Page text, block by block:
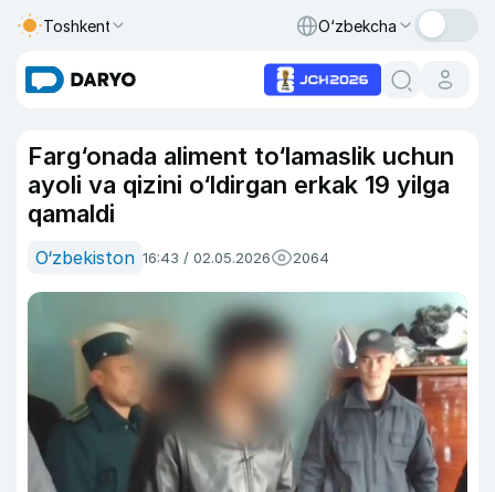
Toshkent O‘zbekcha
Farg‘onada aliment to‘lamaslik uchun
ayoli va qizini o‘ldirgan erkak 19 yilga
qamaldi
O‘zbekiston 16:43 / 02.05.2026 2064